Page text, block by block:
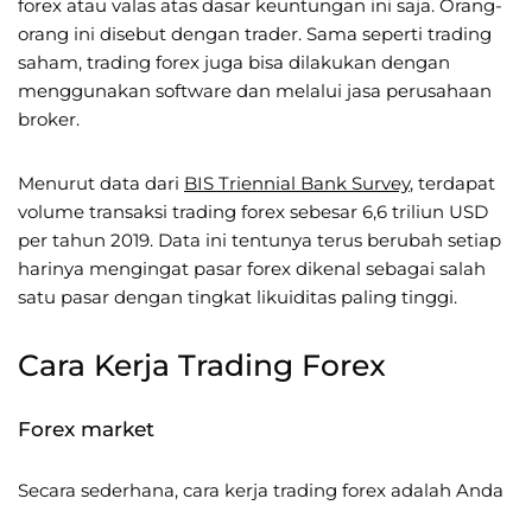
forex atau valas atas dasar keuntungan ini saja. Orang-
orang ini disebut dengan trader. Sama seperti trading
saham, trading forex juga bisa dilakukan dengan
menggunakan software dan melalui jasa perusahaan
broker.
Menurut data dari BIS Triennial Bank Survey, terdapat
volume transaksi trading forex sebesar 6,6 triliun USD
per tahun 2019. Data ini tentunya terus berubah setiap
harinya mengingat pasar forex dikenal sebagai salah
satu pasar dengan tingkat likuiditas paling tinggi.
Cara Kerja Trading Forex
Forex market
Secara sederhana, cara kerja trading forex adalah Anda